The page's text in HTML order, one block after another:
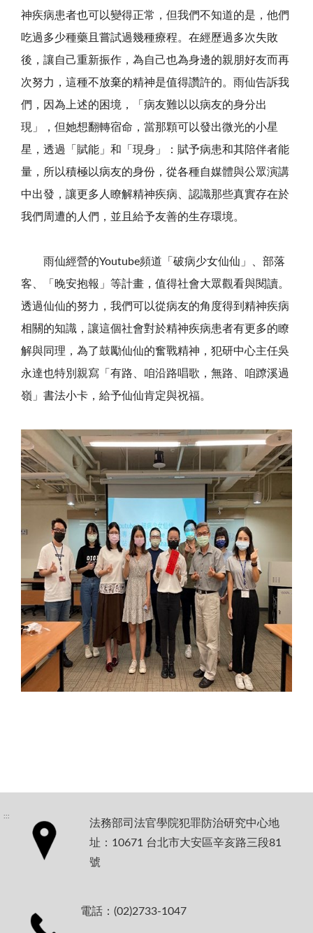
神疾病患者也可以變得正常，但我們不知道的是，他們
吃過多少種藥且嘗試過幾種療程。在經歷過多次失敗
後，讓自己重新振作，為自己也為身邊的親朋好友而再
次努力，這種不放棄的精神是值得讚許的。雨仙告訴我
們，因為上述的困境，「病友難以以病友的身分出
現」，但她想翻轉宿命，當那顆可以發出微光的小星
星，透過「賦能」和「現身」：賦予病患和其陪伴者能
量，所以積極以病友的身份，從各種自媒體與公眾演講
中出發，讓更多人瞭解精神疾病、認識那些真實存在於
我們周遭的人們，並且給予友善的生存環境。
雨仙經營的Youtube頻道「破病少女仙仙」、部落
客、「晚安抱報」等計畫，值得社會大眾觀看與閱讀。
透過仙仙的努力，我們可以從病友的角度得到精神疾病
相關的知識，讓這個社會對於精神疾病患者有更多的瞭
解與同理，為了鼓勵仙仙的奮戰精神，犯研中心主任吳
永達也特別親寫「有路、咱沿路唱歌，無路、咱蹽溪過
嶺」書法小卡，給予仙仙肯定與祝福。
:::
法務部司法官學院犯罪防治研究中心地
址：10671 台北市大安區辛亥路三段81
號
電話：(02)2733-1047